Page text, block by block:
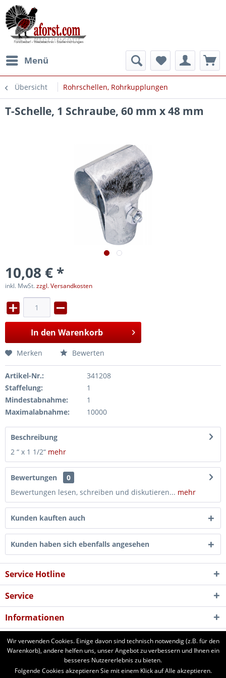
Menü
Übersicht Rohrschellen, Rohrkupplungen
T-Schelle, 1 Schraube, 60 mm x 48 mm
10,08 € *
inkl. MwSt.zzgl. Versandkosten
In den Warenkorb
Merken Bewerten
Artikel-Nr.:
341208
Staffelung:
1
Mindestabnahme:
1
Maximalabnahme:
10000
Beschreibung
2 “ x 1 1/2“ mehr
Bewertungen
0
Bewertungen lesen, schreiben und diskutieren... mehr
Kunden kauften auch
Kunden haben sich ebenfalls angesehen
Service Hotline
Service
Informationen
Newsletter
aforst.com - Ihr Fachhändler für Patura Weide- und Stalltechnik,
Wir verwenden Cookies. Einige davon sind technisch notwendig (z.B. für den
Warenkorb), andere helfen uns, unser Angebot zu verbessern und Ihnen ein
besseres Nutzererlebnis zu bieten.
Folgende Cookies akzeptieren Sie mit einem Klick auf Alle akzeptieren.